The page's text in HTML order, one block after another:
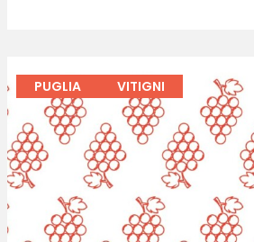
PUGLIA VITIGNI